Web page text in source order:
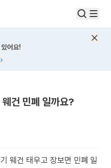
있어요!
건 민폐 일까요?
웨건 태우고 장보면 민폐 일